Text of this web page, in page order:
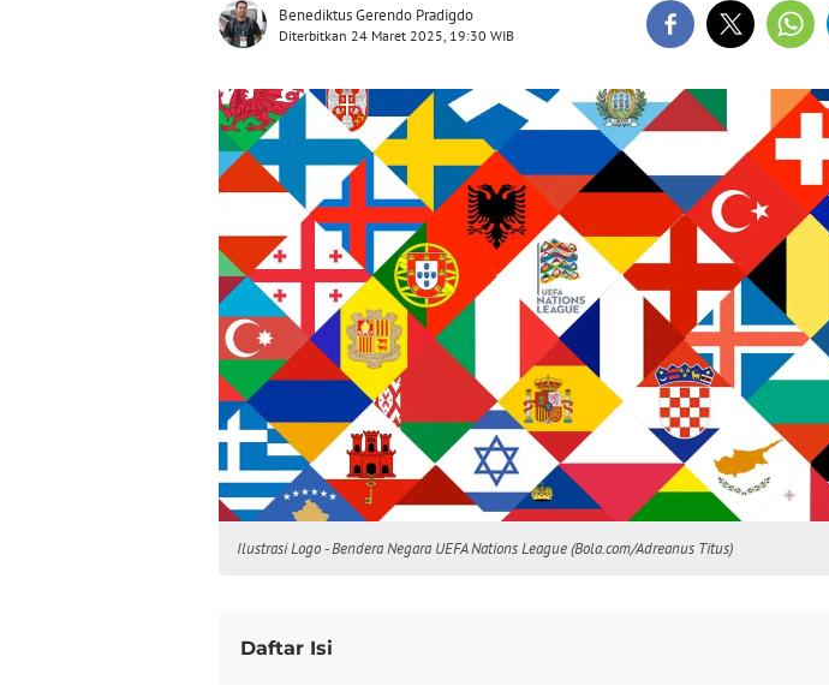
Benediktus Gerendo Pradigdo
Diterbitkan 24 Maret 2025, 19:30 WIB
Ilustrasi Logo - Bendera Negara UEFA Nations League (Bola.com/Adreanus Titus)
Daftar Isi